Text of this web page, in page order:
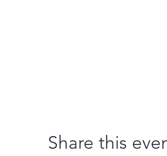
Share this